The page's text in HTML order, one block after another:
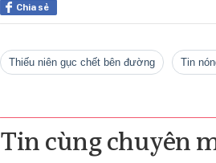
Chia sẻ
Thiếu niên gục chết bên đường tin
Tin cùng chuyên